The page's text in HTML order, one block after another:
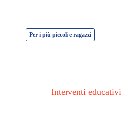
Per i più piccoli e ragazzi
Interventi educativi